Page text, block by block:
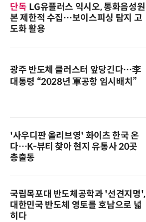
단독 LG유플러스 익시오, 통화음성원
본 제한적 수집…보이스피싱 탐지 고
도화 활용
광주 반도체 클러스터 앞당긴다…李
대통령 “2028년 軍공항 임시배치”
'사우디판 올리브영' 화이츠 한국 온
다…K-뷰티 찾아 현지 유통사 20곳
총출동
국립목포대 반도체공학과 '선견지명',
대한민국 반도체 영토를 호남으로 넓
히다